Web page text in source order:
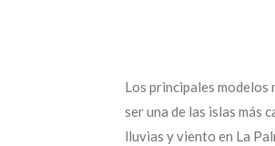
Los principales
ser una de las islas más
lluvias y viento en La